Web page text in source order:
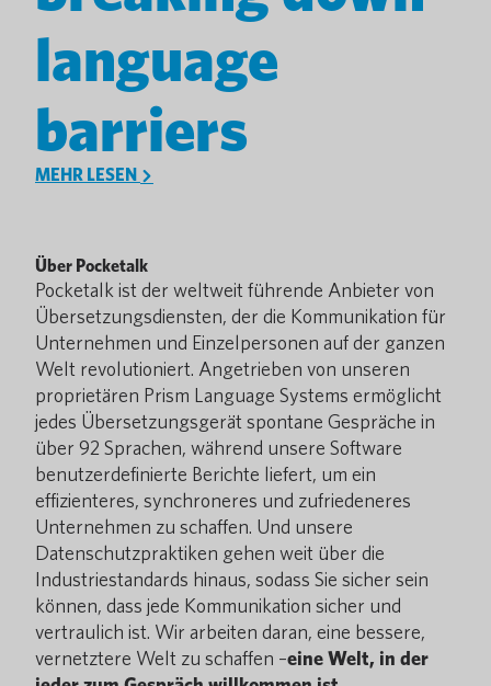
language
barriers
MEHR LESEN
Über Pocketalk
Pocketalk ist der weltweit führende Anbieter von
Übersetzungsdiensten, der die Kommunikation für
Unternehmen und Einzelpersonen auf der ganzen
Welt revolutioniert. Angetrieben von unseren
proprietären Prism Language Systems ermöglicht
jedes Übersetzungsgerät spontane Gespräche in
über 92 Sprachen, während unsere Software
benutzerdefinierte Berichte liefert, um ein
effizienteres, synchroneres und zufriedeneres
Unternehmen zu schaffen. Und unsere
Datenschutzpraktiken gehen weit über die
Industriestandards hinaus, sodass Sie sicher sein
können, dass jede Kommunikation sicher und
vertraulich ist. Wir arbeiten daran, eine bessere,
vernetztere Welt zu schaffen –eine Welt, in der